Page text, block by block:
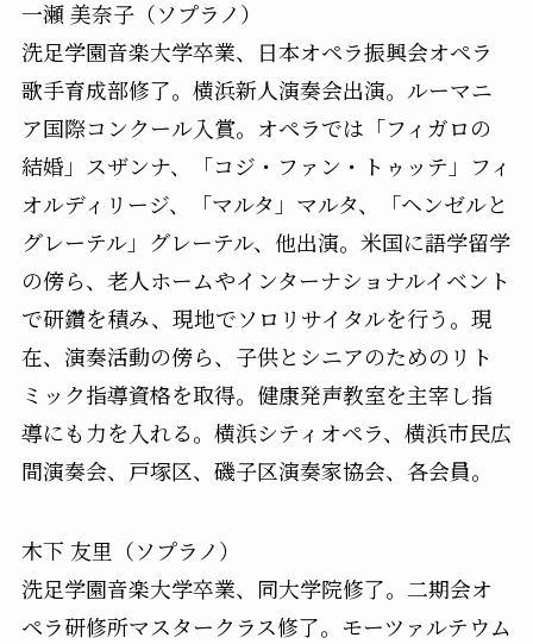
一瀬 美奈子（ソプラノ）
洗足学園音楽大学卒業、日本オペラ振興会オペラ
歌手育成部修了。横浜新人演奏会出演。ルーマニ
ア国際コンクール入賞。オペラでは「フィガロの
結婚」スザンナ、「コジ・ファン・トゥッテ」フィ
オルディリージ、「マルタ」マルタ、「ヘンゼルと
グレーテル」グレーテル、他出演。米国に語学留学
の傍ら、老人ホームやインターナショナルイベント
で研鑽を積み、現地でソロリサイタルを行う。現
在、演奏活動の傍ら、子供とシニアのためのリト
ミック指導資格を取得。健康発声教室を主宰し指
導にも力を入れる。横浜シティオペラ、横浜市民広
間演奏会、戸塚区、磯子区演奏家協会、各会員。
木下 友里（ソプラノ）
洗足学園音楽大学卒業、同大学院修了。二期会オ
ペラ研修所マスタークラス修了。モーツァルテウム